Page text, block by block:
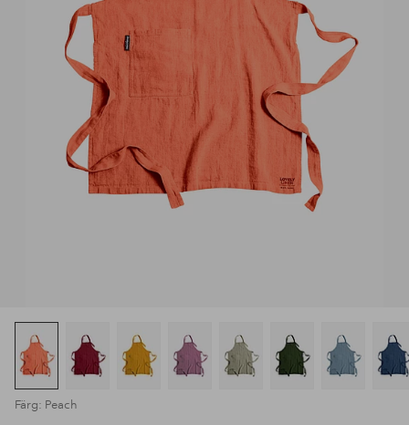
Färg: Peach